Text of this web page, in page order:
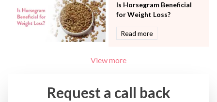
Is Horsegram Beneficial
for Weight Loss?
Read more
View more
Request a call back